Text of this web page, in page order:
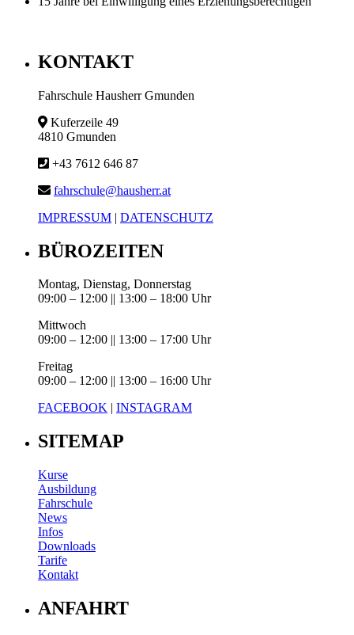
KONTAKT
Fahrschule Hausherr Gmunden
Kuferzeile 49
4810 Gmunden
+43 7612 646 87
fahrschule@hausherr.at
IMPRESSUM | DATENSCHUTZ
BÜROZEITEN
Montag, Dienstag, Donnerstag
09:00 – 12:00 || 13:00 – 18:00 Uhr
Mittwoch
09:00 – 12:00 || 13:00 – 17:00 Uhr
Freitag
09:00 – 12:00 || 13:00 – 16:00 Uhr
FACEBOOK | INSTAGRAM
SITEMAP
Kurse
Ausbildung
Fahrschule
News
Infos
Downloads
Tarife
Kontakt
ANFAHRT